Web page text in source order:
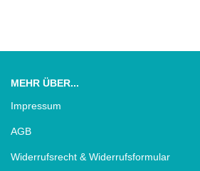
MEHR ÜBER...
Impressum
AGB
Widerrufsrecht & Widerrufsformular